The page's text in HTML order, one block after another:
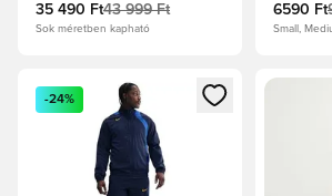
35 490 Ft43 999 Ft
Sok méretben kapható
6590 Ft
Small,
Megnyit egy modált a
-24%
Megnyit